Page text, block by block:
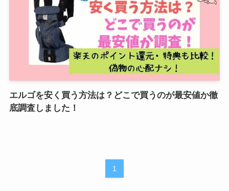
エルゴを安く買う方法は？どこで買うのが最安値か徹
底調査しました！
1